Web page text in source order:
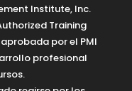
Institute, Inc.
Training
por el PMI
profesional